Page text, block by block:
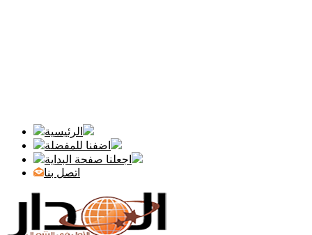
الرئيسية
اضفنا للمفضلة
اجعلنا صفحة البداية
اتصل بنا